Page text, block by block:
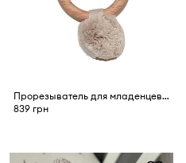
Прорезыватель для младенцев Effiki
839 грн